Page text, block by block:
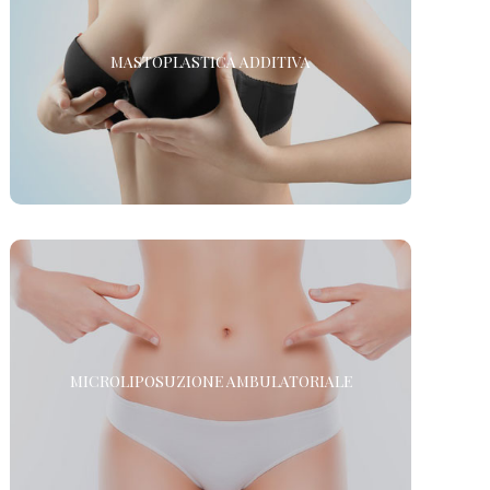
MASTOPLASTICA ADDITIVA
MASTOPLASTICA ADDITIVA IN ANESTESIA
LOCALE
La Chirurgia Estetica senza sedazione né anestesia.
MICROLIPOSUZIONE AMBULATORIALE
MICROLIPOSUZIONE AMBULATORIALE AD
La Microliposuzione viene praticata con il CAV CELL
INTRA PLUS, una nuovissima attrezzatura per la soft-
liposcultura.